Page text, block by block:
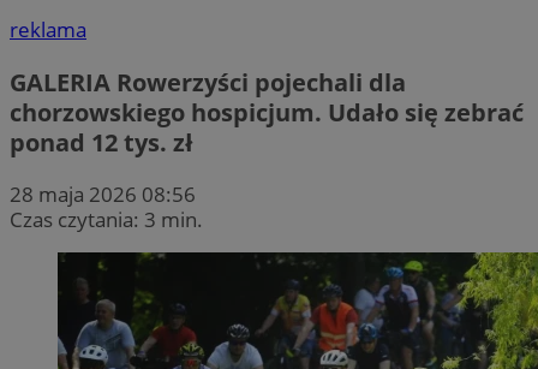
reklama
GALERIA Rowerzyści pojechali dla
chorzowskiego hospicjum. Udało się zebrać
ponad 12 tys. zł
28 maja 2026 08:56
Czas czytania: 3 min.